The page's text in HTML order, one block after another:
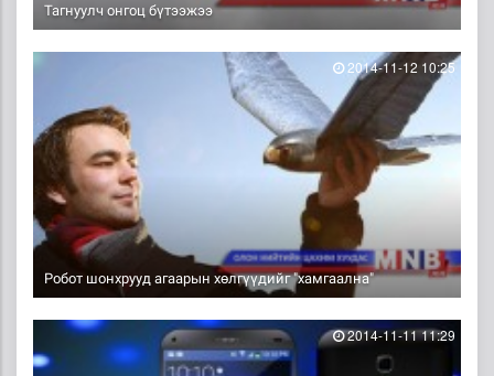
Тагнуулч онгоц бүтээжээ
Pобот шонхрууд агаарын хөлгүүдийг "хамгаална"
2014-11-12 10:25
2014-11-11 11:29